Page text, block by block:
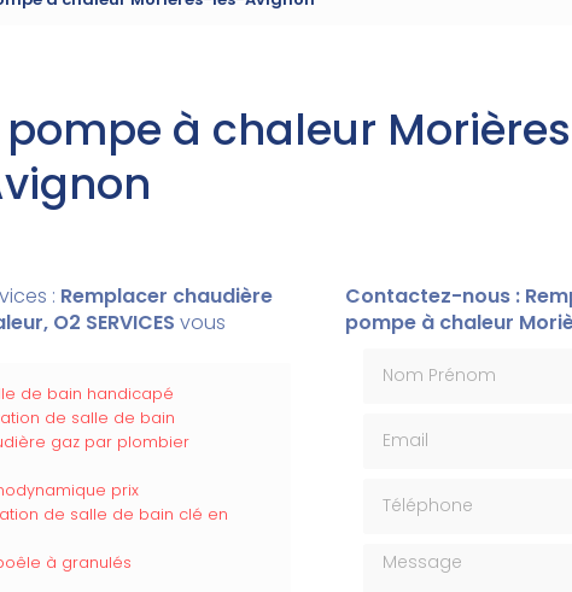
à chaleur
: Remplacer chaudière
O2 SERVICES vous
de bain handicapé
de salle de bain
gaz par plombier
prix
de salle de bain clé en
à granulés
Contactez-nous :
pompe à chaleur
Message